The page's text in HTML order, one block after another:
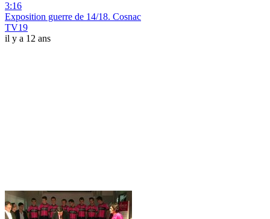
3:16
Exposition guerre de 14/18. Cosnac
TV19
il y a 12 ans